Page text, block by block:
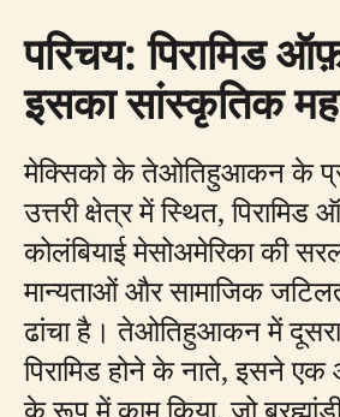
परिचय: पिरामिड
इसका सांस्कृतिक
मेक्सिको के तेओतिहुआकन के
उत्तरी क्षेत्र में स्थित, पिरामिड
कोलंबियाई मेसोअमेरिका की
मान्यताओं और सामाजिक
ढांचा है। तेओतिहुआकन में
पिरामिड होने के नाते, इसने
के रूप में काम किया, जो